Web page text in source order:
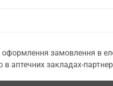
оформлення замовлення в
в аптечних закладах-